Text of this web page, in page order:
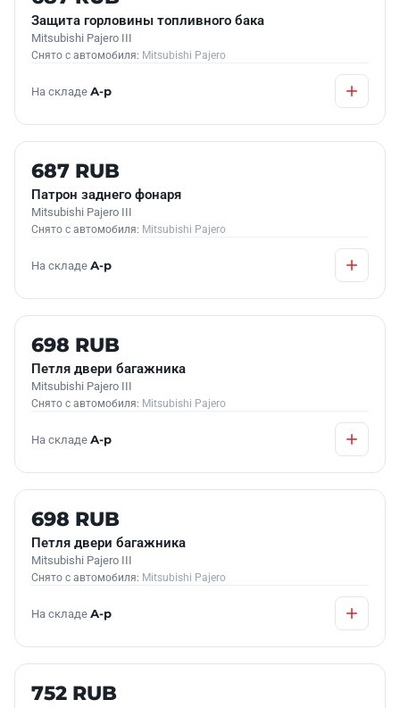
Защита горловины топливного бака
Mitsubishi Pajero III
Снято с автомобиля: Mitsubishi Pajero
На складе А-р
Б/У В НАЛИЧИИ
687 RUB
Патрон заднего фонаря
Mitsubishi Pajero III
Снято с автомобиля: Mitsubishi Pajero
На складе А-р
Б/У В НАЛИЧИИ
698 RUB
Петля двери багажника
Mitsubishi Pajero III
Снято с автомобиля: Mitsubishi Pajero
На складе А-р
Б/У В НАЛИЧИИ
698 RUB
Петля двери багажника
Mitsubishi Pajero III
Снято с автомобиля: Mitsubishi Pajero
На складе А-р
Б/У В НАЛИЧИИ
752 RUB